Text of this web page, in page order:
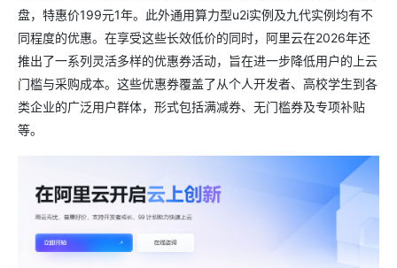
盘，特惠价199元1年。此外通用算力型u2i实例及九代实例均有不
同程度的优惠。在享受这些长效低价的同时，阿里云在2026年还
推出了一系列灵活多样的优惠券活动，旨在进一步降低用户的上云
门槛与采购成本。这些优惠券覆盖了从个人开发者、高校学生到各
类企业的广泛用户群体，形式包括满减券、无门槛券及专项补贴
等。